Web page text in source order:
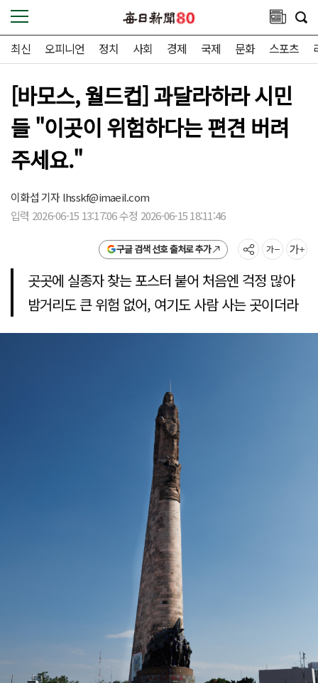
최신 오피니언 정치 사회 경제 국제 문화 스포츠
[바모스, 월드컵] 과달라하라 시민
들 "이곳이 위험하다는 편견 버려
주세요."
이화섭 기자lhsskf@imaeil.com
입력 2026-06-15 13:17:06 수정 2026-06-15 18:11:46
구글 검색 선호 출처로 추가
곳곳에 실종자 찾는 포스터 붙어 처음엔 걱정 많아
밤거리도 큰 위험 없어, 여기도 사람 사는 곳이더라